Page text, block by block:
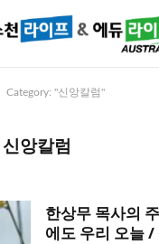
Category: "신앙칼럼"
신앙칼럼
한상무 목사의
에도 우리 오늘